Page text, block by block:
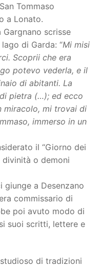
Tommaso
a Lonato.
Gargnano scrisse
di Garda: “Mi misi
Scoprii che era
potevo vederla, e il
di abitanti. La
pietra (…); ed ecco
miracolo, mi trovai di
immerso in un
il “Giorno dei
divinità o demoni
giunge a Desenzano
commissario di
poi avuto modo di
suoi scritti, lettere e
di tradizioni